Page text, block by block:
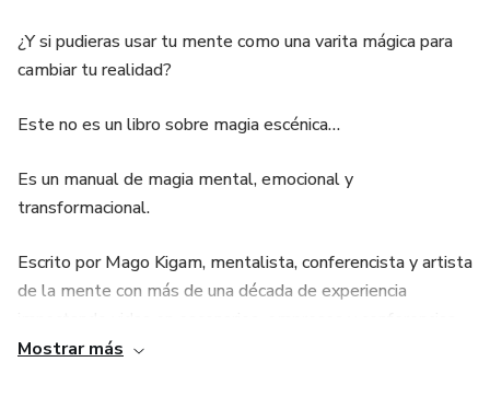
¿Y si pudieras usar tu mente como una varita mágica para
cambiar tu realidad?
Este no es un libro sobre magia escénica…
Es un manual de magia mental, emocional y
transformacional.
Escrito por Mago Kigam, mentalista, conferencista y artista
de la mente con más de una década de experiencia
Mostrar más